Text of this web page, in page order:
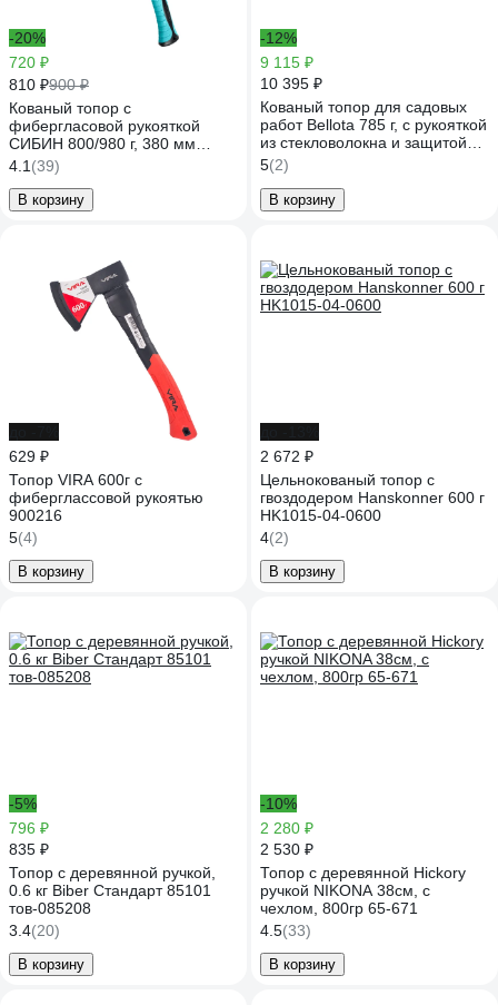
-20%
720 ₽
810 ₽900 ₽
Кованый топор с
фибергласовой рукояткой
СИБИН 800/980 г, 380 мм
2080-08
4.1 (39)
В корзину
-12%
9 115 ₽
10 395 ₽
Кованый топор для садовых
работ Bellota 785 г, с рукояткой
из стекловолокна и защитой
лезвия 3480
5(2)
В корзину
629 ₽
Топор VIRA 600г с
фиберглассовой рукоятью
900216
5(4)
В корзину
2 672 ₽
Цельнокованый топор с
гвоздодером Hanskonner 600 г
HK1015-04-0600
4(2)
В корзину
-5%
796 ₽
835 ₽
Топор с деревянной ручкой,
0.6 кг Biber Стандарт 85101
тов-085208
3.4(20)
В корзину
-10%
2 280 ₽
2 530 ₽
Топор c деревянной Hickory
ручкой NIKONA 38см, с
чехлом, 800гр 65-671
4.5(33)
В корзину